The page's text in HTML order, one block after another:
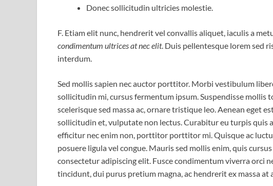
Donec sollicitudin ultricies molestie.
F. Etiam elit nunc, hendrerit vel convallis aliquet, iaculis a
condimentum ultrices at nec elit. Duis pellentesque lorem sed
interdum.
Sed mollis sapien nec auctor porttitor. Morbi vestibulum
sollicitudin mi, cursus fermentum ipsum. Suspendisse
scelerisque sed massa ac, ornare tristique leo. Aenean eget
sollicitudin et, vulputate non lectus. Curabitur eu turpis quis
efficitur nec enim non, porttitor porttitor mi. Quisque ac
posuere ligula vel congue. Mauris sed mollis enim, quis
consectetur adipiscing elit. Fusce condimentum viverra orci
tincidunt, dui purus pretium magna, ac hendrerit ex massa at